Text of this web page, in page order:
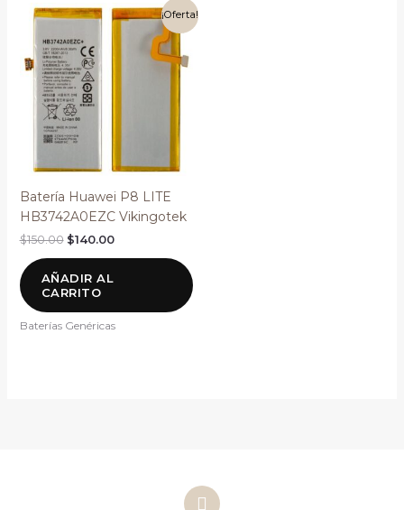
¡Oferta!
Batería Huawei P8 LITE
HB3742A0EZC Vikingotek
$150.00
El
precio
original
era:
$150.00.
$140.00
El
precio
actual
$140.00.
AÑADIR AL
CARRITO
Baterías Genéricas